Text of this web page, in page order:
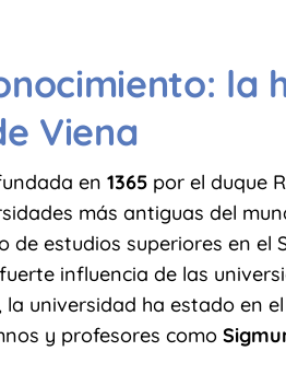
la
Viena
en1365 por el duque
más antiguas del
estudios superiores en el
influencia de las
la universidad ha estado en
y profesores como